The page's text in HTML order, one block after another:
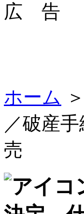
広 告
ホーム ＞
／破産
売